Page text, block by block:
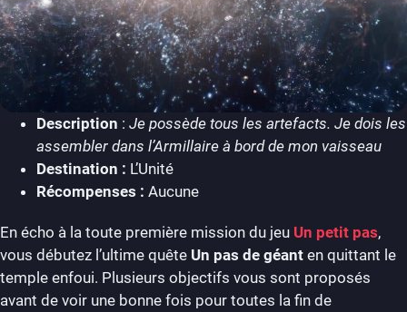
Description : Je possède tous les artefacts. Je dois les
assembler dans l’Armillaire à bord de mon vaisseau
Destination : L’Unité
Récompenses : Aucune
En écho à la toute première mission du jeu Un petit pas,
vous débutez l’ultime quête Un pas de géant en quittant le
temple enfoui. Plusieurs objectifs vous sont proposés
avant de voir une bonne fois pour toutes la fin de